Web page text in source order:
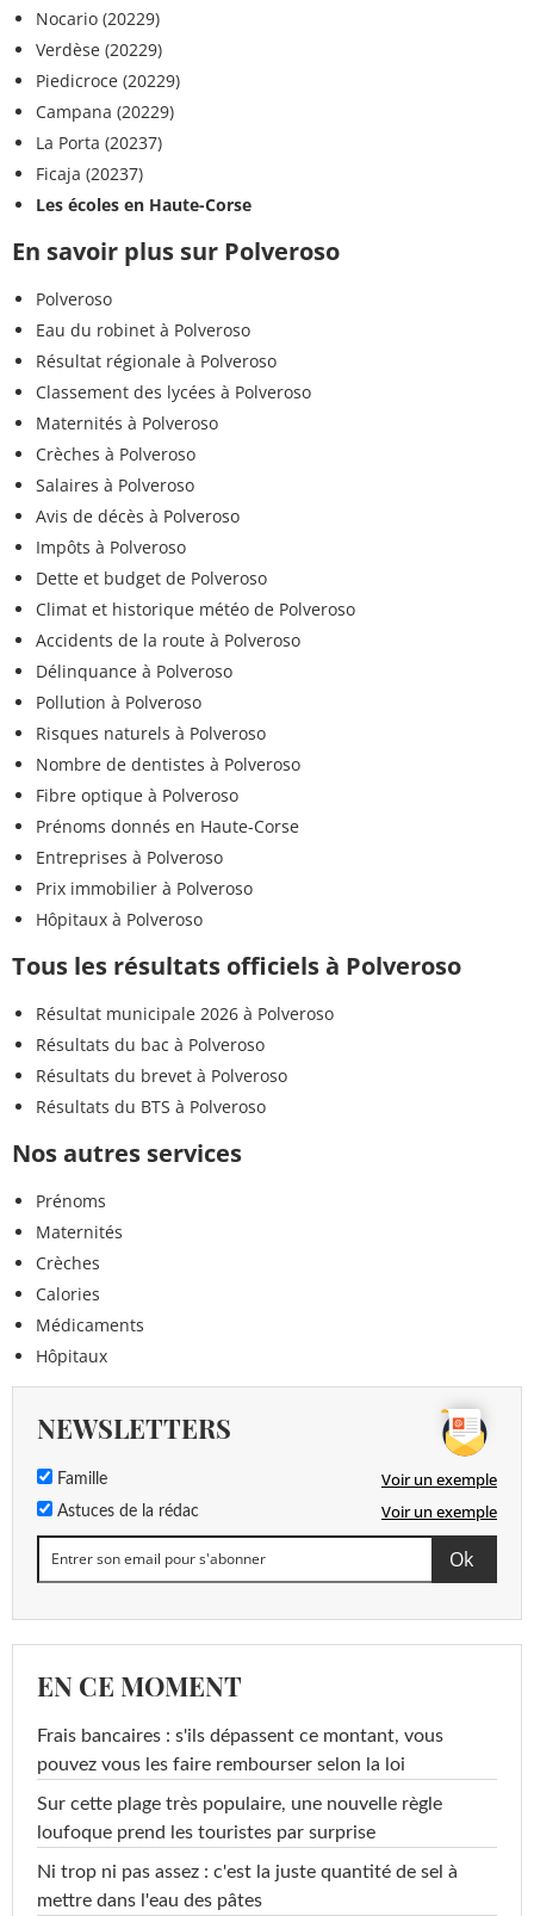
Nocario (20229)
Verdèse (20229)
Piedicroce (20229)
Campana (20229)
La Porta (20237)
Ficaja (20237)
Les écoles en Haute-Corse
En savoir plus sur Polveroso
Polveroso
Eau du robinet à Polveroso
Résultat régionale à Polveroso
Classement des lycées à Polveroso
Maternités à Polveroso
Crèches à Polveroso
Salaires à Polveroso
Avis de décès à Polveroso
Impôts à Polveroso
Dette et budget de Polveroso
Climat et historique météo de Polveroso
Accidents de la route à Polveroso
Délinquance à Polveroso
Pollution à Polveroso
Risques naturels à Polveroso
Nombre de dentistes à Polveroso
Fibre optique à Polveroso
Prénoms donnés en Haute-Corse
Entreprises à Polveroso
Prix immobilier à Polveroso
Hôpitaux à Polveroso
Tous les résultats officiels à Polveroso
Résultat municipale 2026 à Polveroso
Résultats du bac à Polveroso
Résultats du brevet à Polveroso
Résultats du BTS à Polveroso
Nos autres services
Prénoms
Maternités
Crèches
Calories
Médicaments
Hôpitaux
NEWSLETTERS
Famille Voir un exemple
Astuces de la rédac Voir un exemple
EN CE MOMENT
Frais bancaires : s'ils dépassent ce montant, vous
pouvez vous les faire rembourser selon la loi
Sur cette plage très populaire, une nouvelle règle
loufoque prend les touristes par surprise
Ni trop ni pas assez : c'est la juste quantité de sel à
mettre dans l'eau des pâtes